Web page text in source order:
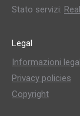
Stato servizi:
Legal
Informazioni
Privacy policies
Copyright